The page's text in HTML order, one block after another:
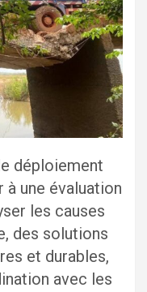
déploiement
une évaluation
les causes
des solutions
et durables,
avec les